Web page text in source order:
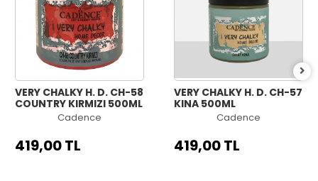
VERY CHALKY H. D. CH-58
COUNTRY KIRMIZI 500ML
Cadence
419,00 TL
VERY CHALKY H. D. CH-57
KINA 500ML
Cadence
419,00 TL